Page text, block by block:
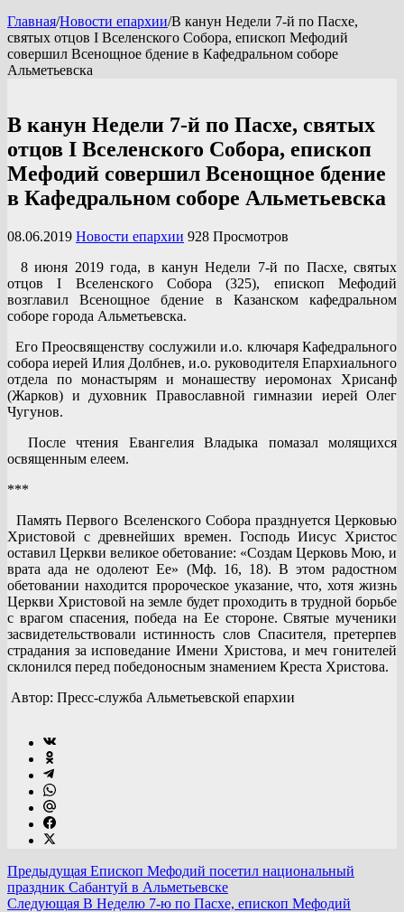
Главная/Новости епархии/В канун Недели 7-й по Пасхе,
святых отцов I Вселенского Собора, епископ Мефодий
совершил Всенощное бдение в Кафедральном соборе
Альметьевска
В канун Недели 7-й по Пасхе, святых
отцов I Вселенского Собора, епископ
Мефодий совершил Всенощное бдение
в Кафедральном соборе Альметьевска
08.06.2019 Новости епархии 928 Просмотров
8 июня 2019 года, в канун Недели 7-й по Пасхе, святых
отцов I Вселенского Собора (325), епископ Мефодий
возглавил Всенощное бдение в Казанском кафедральном
соборе города Альметьевска.
Его Преосвященству сослужили и.о. ключаря Кафедрального
собора иерей Илия Долбнев, и.о. руководителя Епархиального
отдела по монастырям и монашеству иеромонах Хрисанф
(Жарков) и духовник Православной гимназии иерей Олег
Чугунов.
После чтения Евангелия Владыка помазал молящихся
освященным елеем.
***
Память Первого Вселенского Собора празднуется Церковью
Христовой с древнейших времен. Господь Иисус Христос
оставил Церкви великое обетование: «Создам Церковь Мою, и
врата ада не одолеют Ее» (Мф. 16, 18). В этом радостном
обетовании находится пророческое указание, что, хотя жизнь
Церкви Христовой на земле будет проходить в трудной борьбе
с врагом спасения, победа на Ее стороне. Святые мученики
засвидетельствовали истинность слов Спасителя, претерпев
страдания за исповедание Имени Христова, и меч гонителей
склонился перед победоносным знамением Креста Христова.
Автор: Пресс-служба Альметьевской епархии
Предыдущая Епископ Мефодий посетил национальный
праздник Сабантуй в Альметьевске
Следующая В Неделю 7-ю по Пасхе, епископ Мефодий